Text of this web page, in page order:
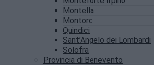
Montella
Montoro
Quindici
Sant’Angelo dei Lombardi
Solofra
Provincia di Benevento